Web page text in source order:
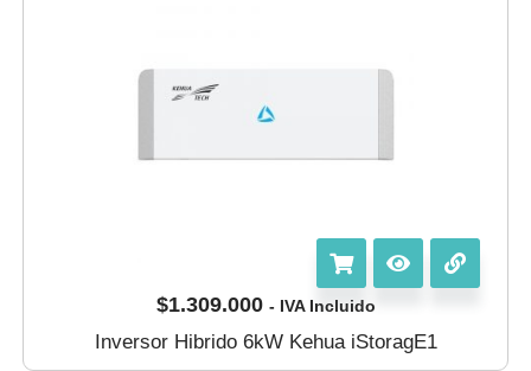
$1.309.000 - IVA Incluido
Inversor Hibrido 6kW Kehua iStoragE1